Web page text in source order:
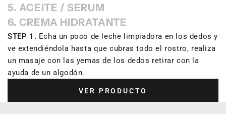
5. ACEITE / SERUM
6. CREMA HIDRATANTE
STEP 1. Echa un poco de leche limpiadora en los dedos y
ve extendiéndola hasta que cubras todo el rostro, realiza
un masaje con las yemas de los dedos retirar con la
ayuda de un algodón.
VER PRODUCTO